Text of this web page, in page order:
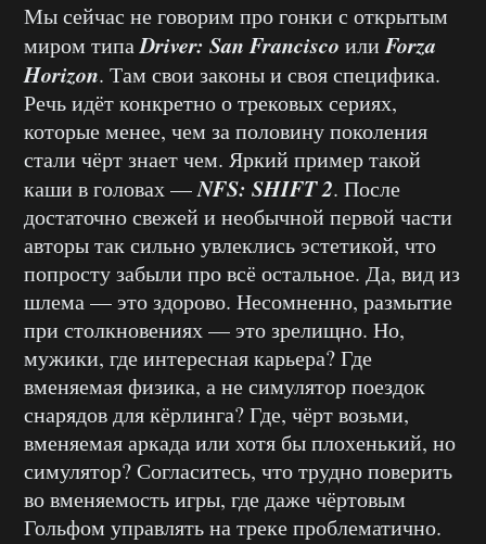
Мы сейчас не говорим про гонки с открытым
миром типаDriver: San Francisco илиForza
Horizon. Там свои законы и своя специфика.
Речь идёт конкретно о трековых сериях,
которые менее, чем за половину поколения
стали чёрт знает чем. Яркий пример такой
каши в головах —NFS: SHIFT 2. После
достаточно свежей и необычной первой части
авторы так сильно увлеклись эстетикой, что
попросту забыли про всё остальное. Да, вид из
шлема — это здорово. Несомненно, размытие
при столкновениях — это зрелищно. Но,
мужики, где интересная карьера? Где
вменяемая физика, а не симулятор поездок
снарядов для кёрлинга? Где, чёрт возьми,
вменяемая аркада или хотя бы плохенький, но
симулятор? Согласитесь, что трудно поверить
во вменяемость игры, где даже чёртовым
Гольфом управлять на треке проблематично.